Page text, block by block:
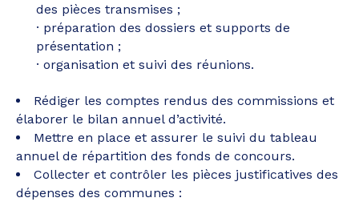
des pièces transmises ;
préparation des dossiers et supports de
présentation ;
organisation et suivi des réunions.
Rédiger les comptes rendus des commissions et
élaborer le bilan annuel d’activité.
Mettre en place et assurer le suivi du tableau
annuel de répartition des fonds de concours.
Collecter et contrôler les pièces justificatives des
dépenses des communes :